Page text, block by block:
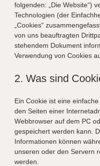
folgenden: „Die Website“)
Technologien (der
„Cookies“
von uns beauftragten
stehendem Dokument
Verwendung von Cookies
2. Was sind
Ein Cookie ist eine
den Seiten einer
Webbrowser auf dem PC
gespeichert werden kann.
Informationen können
unseren oder den Servern
werden.